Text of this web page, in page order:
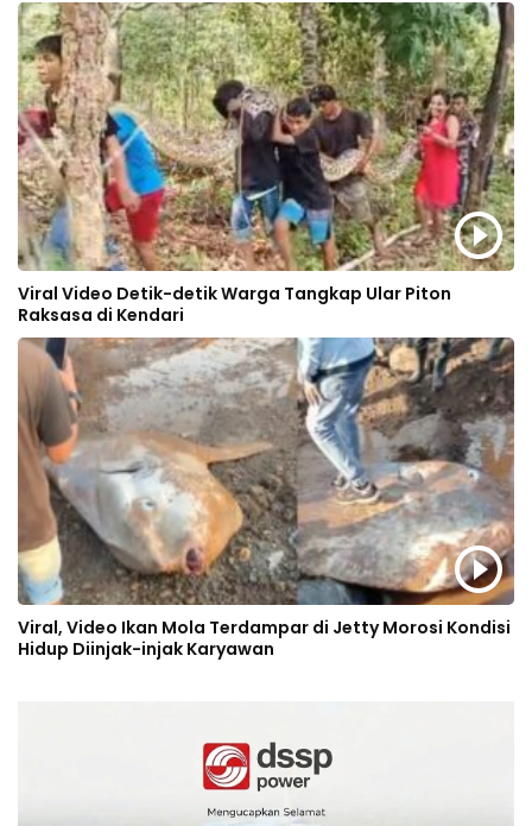
Viral Video Detik-detik Warga Tangkap Ular Piton
Raksasa di Kendari
Viral, Video Ikan Mola Terdampar di Jetty Morosi Kondisi
Hidup Diinjak-injak Karyawan